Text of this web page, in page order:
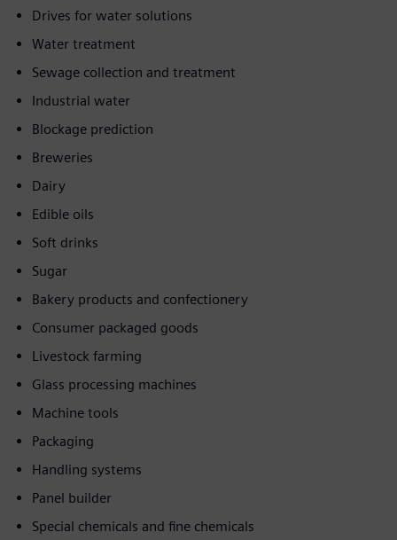
Drives for water solutions
Water treatment
Sewage collection and treatment
Industrial water
Blockage prediction
Breweries
Dairy
Edible oils
Soft drinks
Sugar
Bakery products and confectionery
Consumer packaged goods
Livestock farming
Glass processing machines
Machine tools
Packaging
Handling systems
Panel builder
Special chemicals and fine chemicals